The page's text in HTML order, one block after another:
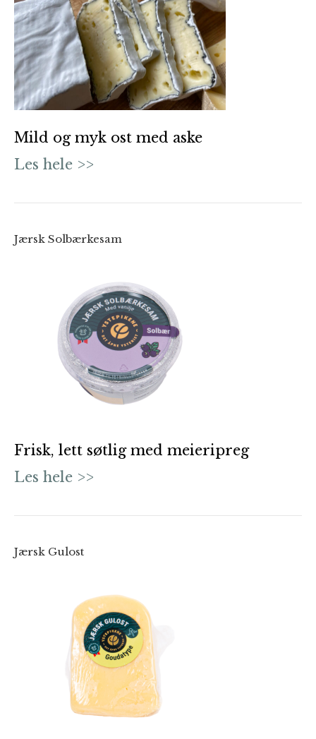
Mild og myk ost med aske
Les hele >>
Jærsk Solbærkesam
Frisk, lett søtlig med meieripreg
Les hele >>
Jærsk Gulost